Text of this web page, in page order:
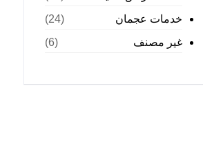
خدمات عجمان
(24)
غير مصنف
(6)